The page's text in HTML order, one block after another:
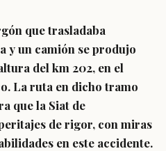
que trasladaba
y un camión se produjo
del km 202, en el
La ruta en dicho tramo
que la Siat de
de rigor, con miras
en este accidente.